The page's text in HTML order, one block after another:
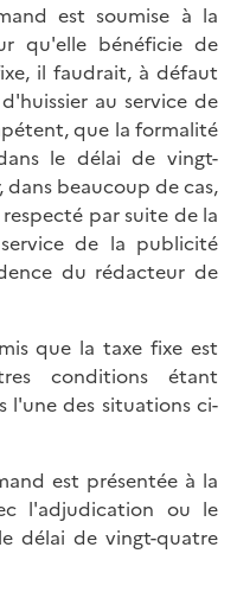
est soumise à la
qu'elle bénéficie de
il faudrait, à défaut
au service de
que la formalité
le délai de vingt-
beaucoup de cas,
par suite de la
de la publicité
du rédacteur de
que la taxe fixe est
conditions étant
l'une des situations ci-
est présentée à la
l'adjudication ou le
délai de vingt-quatre